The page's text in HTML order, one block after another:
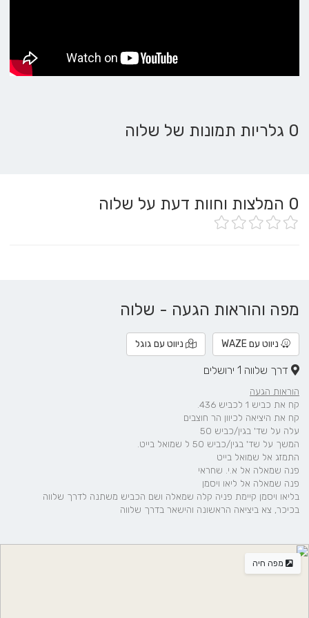
0 גלריות תמונות של שלוה
0 המלצות וחוות דעת על שלוה
מפה והוראות הגעה - שלוה
ניווט עם WAZE ניווט עם גוגל
דרך שלווה 1 ירושלים
הוראות הגעה
קח את כביש 1 לכביש 436.
קח את היציאה לכיוון הר חוצבים
עלה על שד' בגין/כביש 50
המשך על שד' בגין/כביש 50 ל שמואל בייט.
התמזג אל שמואל בייט
פנה שמאלה אל א.י. שחראי
פנה שמאלה אל ליאו ויסמן
בליאו ויסמן קיימת פניה קלה שמאלה ושם הכביש משתנה לדרך שלווה
בכיכר, צא ביציאה הראשונה והישאר בדרך שלווה
מפה חיה